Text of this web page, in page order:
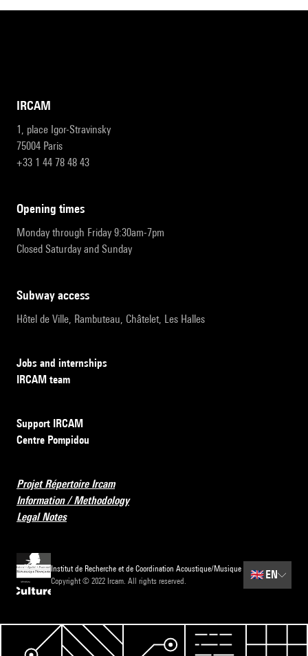
IRCAM
1, place Igor-Stravinsky
75004 Paris
+33 1 44 78 48 43
opening times
Monday through Friday 9:30am-7pm
Closed Saturday and Sunday
subway access
Hôtel de Ville, Rambuteau, Châtelet, Les Halles
Jobs and internships
IRCAM team
Support IRCAM
Centre Pompidou
Projet Répertoire Ircam
Information / Methodology
Legal Notes
Institut de Recherche et de Coordination Acoustique/Musique
Copyright © 2022 Ircam. All rights reserved.
🇬🇧 EN